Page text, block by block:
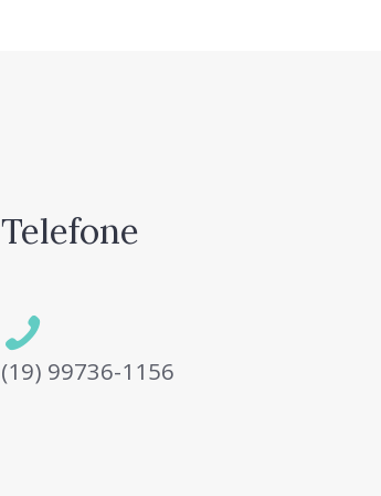
Telefone
(19) 99736-1156